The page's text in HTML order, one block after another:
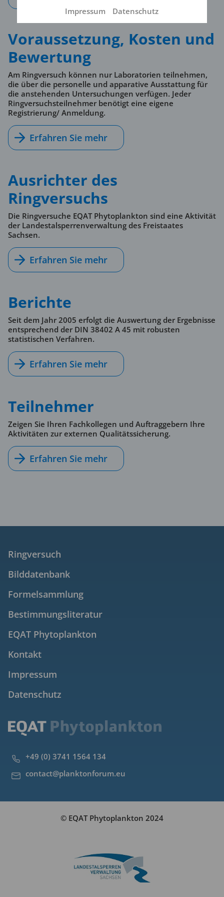
Voraussetzung, Kosten und
Bewertung
Am Ringversuch können nur Laboratorien teilnehmen,
die über die personelle und apparative Ausstattung für
die anstehenden Untersuchungen verfügen. Jeder
Ringversuchsteilnehmer benötigt eine eigene
Registrierung/ Anmeldung.
Erfahren Sie mehr
Ausrichter des
Ringversuchs
Die Ringversuche EQAT Phytoplankton sind eine Aktivität
der Landestalsperrenverwaltung des Freistaates
Sachsen.
Erfahren Sie mehr
Berichte
Seit dem Jahr 2005 erfolgt die Auswertung der Ergebnisse
entsprechend der DIN 38402 A 45 mit robusten
statistischen Verfahren.
Erfahren Sie mehr
Teilnehmer
Zeigen Sie Ihren Fachkollegen und Auftraggebern Ihre
Aktivitäten zur externen Qualitätssicherung.
Erfahren Sie mehr
Ringversuch
Bilddatenbank
Formelsammlung
Bestimmungsliteratur
EQAT Phytoplankton
Kontakt
Impressum
Datenschutz
+49 (0) 3741 1564 134
contact@planktonforum.eu
© EQAT Phytoplankton 2024
Impressum Datenschutz